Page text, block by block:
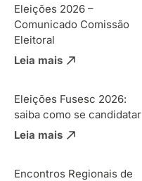
Eleições 2026 –
Comunicado Comissão
Eleitoral
Leia mais
Eleições Fusesc 2026:
saiba como se candidatar
Leia mais
Encontros Regionais de